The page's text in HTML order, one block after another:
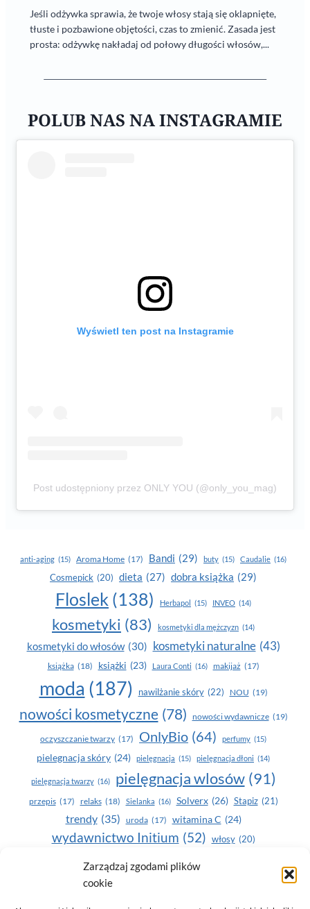
Zarządzaj zgodami plików
cookie
Jeśli odżywka sprawia, że twoje włosy stają się oklapnięte,
tłuste i pozbawione objętości, czas to zmienić. Zasada jest
prosta: odżywkę nakładaj od połowy długości włosów,...
POLUB NAS NA INSTAGRAMIE
Wyświetl ten post na Instagramie
Post udostępniony przez ONLY YOU (@only_you_mag)
anti-aging (15) Aroma Home (17) Bandi (29) buty (15) Caudalie (16)
Cosmepick (20) dieta (27) dobra książka (29)
Floslek (138) Herbapol (15) INVEO (14)
kosmetyki (83) kosmetyki dla mężczyzn (14)
kosmetyki do włosów (30) kosmetyki naturalne (43)
książka (18) książki (23) Laura Conti (16) makijaż (17)
moda (187) nawilżanie skóry (22) NOU (19)
nowości kosmetyczne (78) nowości wydawnicze (19)
oczyszczanie twarzy (17) OnlyBio (64) perfumy (15)
pielegnacja skóry (24) pielęgnacja (15) pielęgnacja dłoni (14)
pielęgnacja twarzy (16) pielęgnacja wlosów (91)
przepis (17) relaks (18) Sielanka (16) Solverx (26) Stapiz (21)
trendy (35) uroda (17) witamina C (24)
wydawnictwo Initium (52) włosy (20)
Yasumi(164) zdrowe zęby
zdrowie